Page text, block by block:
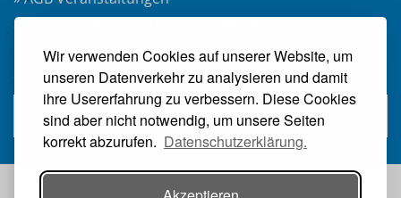
Wir verwenden Cookies auf unserer Website, um
unseren Datenverkehr zu analysieren und damit
ihre Usererfahrung zu verbessern. Diese Cookies
sind aber nicht notwendig, um unsere Seiten
korrekt abzurufen. Datenschutzerklärung.
» Datenschutzerklärung Heise Medien
» Datenschutzerklärung Rheinwerk Verlag
» Cookie-Einstellungen ändern
» Vertrag widerrufen